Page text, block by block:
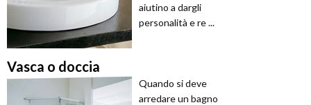
aiutino a dargli
personalità e re ...
Vasca o doccia
Quando si deve
arredare un bagno